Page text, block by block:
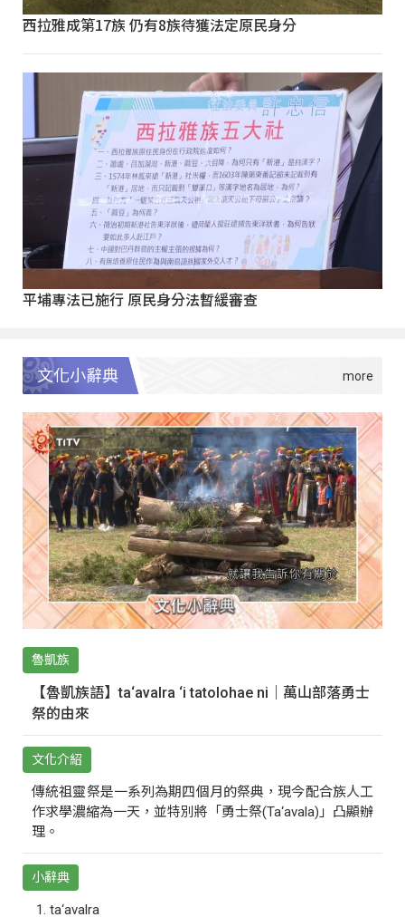
西拉雅成第17族 仍有8族待獲法定原民身分
平埔專法已施行 原民身分法暫緩審查
文化小辭典
魯凱族
【魯凱族語】ta‘avalra ‘i tatolohae ni｜萬山部落勇士
祭的由來
文化介紹
傳統祖靈祭是一系列為期四個月的祭典，現今配合族人工
作求學濃縮為一天，並特別將「勇士祭(Ta‘avala)」凸顯辦
理。
小辭典
ta‘avalra